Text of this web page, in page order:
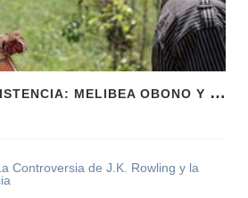
L
A VOZ DE LA RESISTENCIA: MELIBEA OBONO Y LA LUCHA LGTBI EN GUINEA ECUATORIAL